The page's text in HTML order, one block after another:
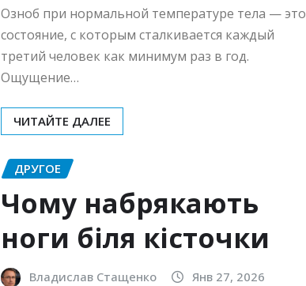
Озноб при нормальной температуре тела — это
состояние, с которым сталкивается каждый
третий человек как минимум раз в год.
Ощущение…
ЧИТАЙТЕ ДАЛЕЕ
ДРУГОЕ
Чому набрякають
ноги біля кісточки
Владислав Стащенко
Янв 27, 2026